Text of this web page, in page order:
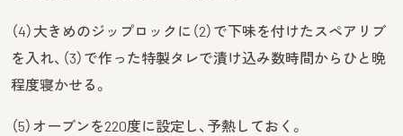
（4）大きめのジップロックに（2）で下味を付けたスペアリブ
を入れ、（3）で作った特製タレで漬け込み数時間からひと晩
程度寝かせる。
（5）オーブンを220度に設定し、予熱しておく。